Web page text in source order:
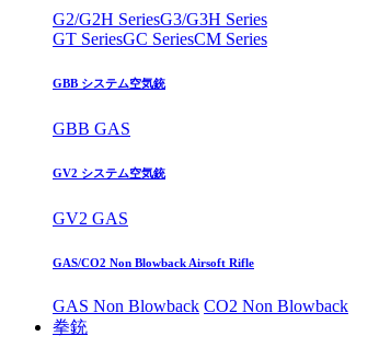
G2/G2H SeriesG3/G3H Series
GT SeriesGC SeriesCM Series
GBB システム空気銃
GBB GAS
GV2 システム空気銃
GV2 GAS
GAS/CO2 Non Blowback Airsoft Rifle
GAS Non Blowback CO2 Non Blowback
拳銃